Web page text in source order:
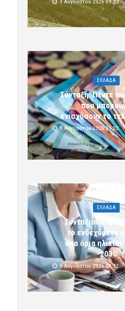
9 Αυγούστου 2026 09:32
ΕΛΛΑΔΑ
Σύνταξη: Πέντε
που
ενισχύσουν το
9 Αυγούστου 2026 09:32
ΕΛΛΑΔΑ
Συνταξιοδότηση:
το ενδεχόμενο
στα όρια
2030
9 Αυγούστου 2026 09:32